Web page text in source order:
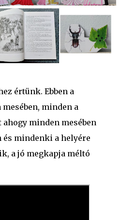
értünk. Ebben a
minden a
minden mesében
mindenki a helyére
a jó megkapja méltó